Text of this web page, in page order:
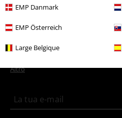
EMP Danmark
EMP Österreich
Large Belgique
Newsletter
Altro